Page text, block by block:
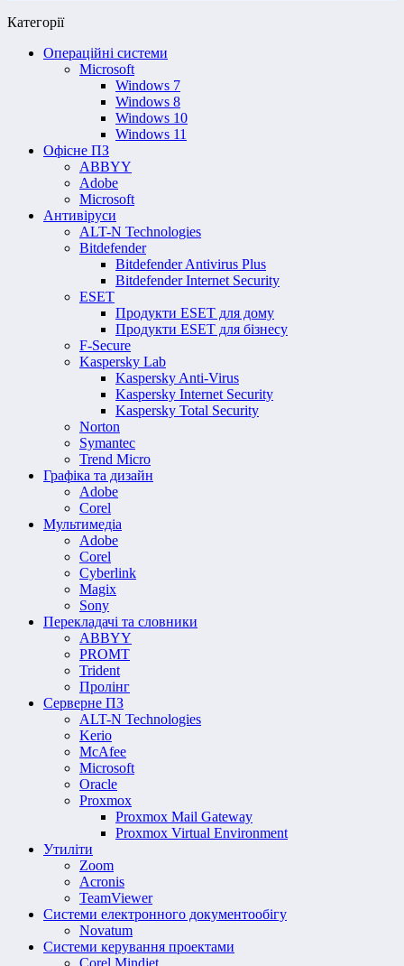
Категорії
Операційні системи
Microsoft
Windows 7
Windows 8
Windows 10
Windows 11
Офісне ПЗ
ABBYY
Adobe
Microsoft
Антивіруси
ALT-N Technologies
Bitdefender
Bitdefender Antivirus Plus
Bitdefender Internet Security
ESET
Продукти ESET для дому
Продукти ESET для бізнесу
F-Secure
Kaspersky Lab
Kaspersky Anti-Virus
Kaspersky Internet Security
Kaspersky Total Security
Norton
Symantec
Trend Micro
Графіка та дизайн
Adobe
Corel
Мультимедіа
Adobe
Corel
Cyberlink
Magix
Sony
Перекладачі та словники
ABBYY
PROMT
Trident
Пролінг
Серверне ПЗ
ALT-N Technologies
Kerio
McAfee
Microsoft
Oracle
Proxmox
Proxmox Mail Gateway
Proxmox Virtual Environment
Утиліти
Zoom
Acronis
TeamViewer
Системи електронного документообігу
Novatum
Системи керування проектами
Corel Mindjet